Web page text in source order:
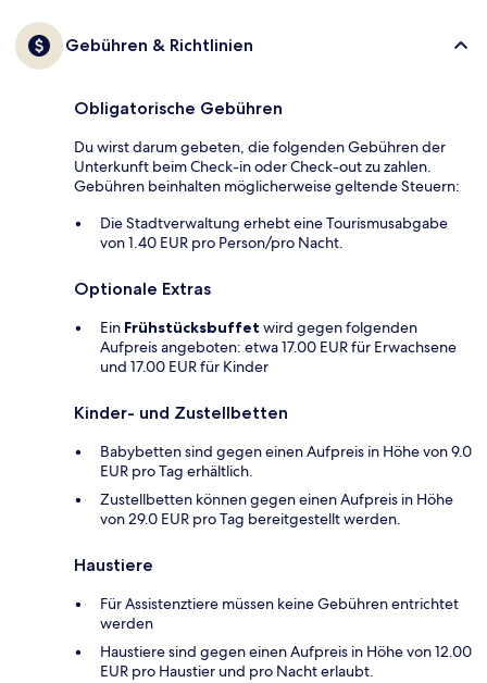
Gebühren & Richtlinien
Obligatorische Gebühren
Du wirst darum gebeten, die folgenden Gebühren der
Unterkunft beim Check-in oder Check-out zu zahlen.
Gebühren beinhalten möglicherweise geltende Steuern:
Die Stadtverwaltung erhebt eine Tourismusabgabe
von 1.40 EUR pro Person/pro Nacht.
Optionale Extras
Ein Frühstücksbuffet wird gegen folgenden
Aufpreis angeboten: etwa 17.00 EUR für Erwachsene
und 17.00 EUR für Kinder
Kinder- und Zustellbetten
Babybetten sind gegen einen Aufpreis in Höhe von 9.0
EUR pro Tag erhältlich.
Zustellbetten können gegen einen Aufpreis in Höhe
von 29.0 EUR pro Tag bereitgestellt werden.
Haustiere
Für Assistenztiere müssen keine Gebühren entrichtet
werden
Haustiere sind gegen einen Aufpreis in Höhe von 12.00
EUR pro Haustier und pro Nacht erlaubt.